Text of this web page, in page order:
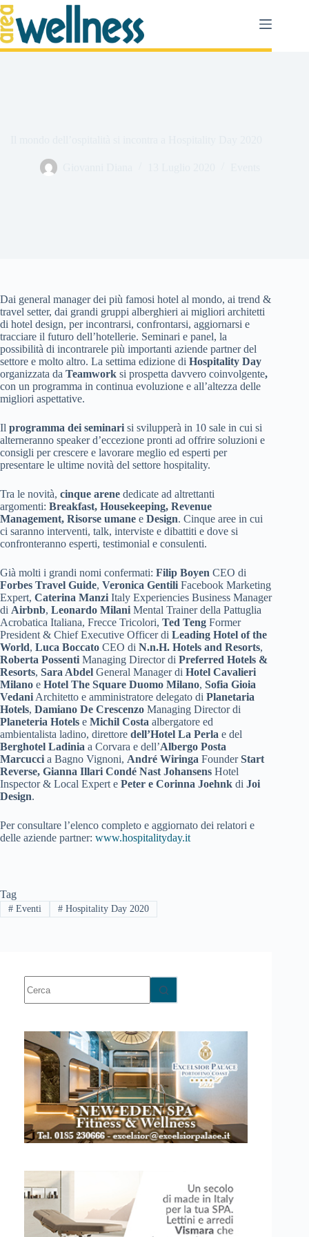
Salta
al
contenuto
Dai general manager dei più famosi hotel al mondo, ai trend &
travel setter, dai grandi gruppi alberghieri ai migliori architetti
di hotel design, per incontrarsi, confrontarsi, aggiornarsi e
tracciare il futuro dell’hotellerie. Seminari e panel, la
possibilità di incontrarele più importanti aziende partner del
settore e molto altro. La settima edizione di Hospitality Day
organizzata da Teamwork si prospetta davvero coinvolgente,
con un programma in continua evoluzione e all’altezza delle
migliori aspettative.
Il programma dei seminari si svilupperà in 10 sale in cui si
alterneranno speaker d’eccezione pronti ad offrire soluzioni e
consigli per crescere e lavorare meglio ed esperti per
presentare le ultime novità del settore hospitality.
Tra le novità, cinque arene dedicate ad altrettanti
argomenti: Breakfast, Housekeeping, Revenue
Management, Risorse umane e Design. Cinque aree in cui
ci saranno interventi, talk, interviste e dibattiti e dove si
confronteranno esperti, testimonial e consulenti.
Già molti i grandi nomi confermati: Filip Boyen CEO di
Forbes Travel Guide, Veronica Gentili Facebook Marketing
Expert, Caterina Manzi Italy Experiencies Business Manager
di Airbnb, Leonardo Milani Mental Trainer della Pattuglia
Acrobatica Italiana, Frecce Tricolori, Ted Teng Former
President & Chief Executive Officer di Leading Hotel of the
World, Luca Boccato CEO di N.n.H. Hotels and Resorts,
Roberta Possenti Managing Director di Preferred Hotels &
Resorts, Sara Abdel General Manager di Hotel Cavalieri
Milano e Hotel The Square Duomo Milano, Sofia Gioia
Vedani Architetto e amministratore delegato di Planetaria
Hotels, Damiano De Crescenzo Managing Director di
Planeteria Hotels e Michil Costa albergatore ed
ambientalista ladino, direttore dell’Hotel La Perla e del
Berghotel Ladinia a Corvara e dell’Albergo Posta
Marcucci a Bagno Vignoni, André Wiringa FounderStart
Reverse, Gianna Illari Condé Nast Johansens Hotel
Inspector & Local Expert e Peter e Corinna Joehnk di Joi
Design.
Per consultare l’elenco completo e aggiornato dei relatori e
delle aziende partner: www.hospitalityday.it
Tag
#Eventi #Hospitality Day 2020
risultato